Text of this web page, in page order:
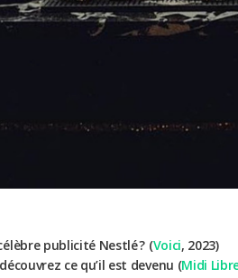
publicité Nestlé ? (Voici, 2023)
ce qu’il est devenu (Midi